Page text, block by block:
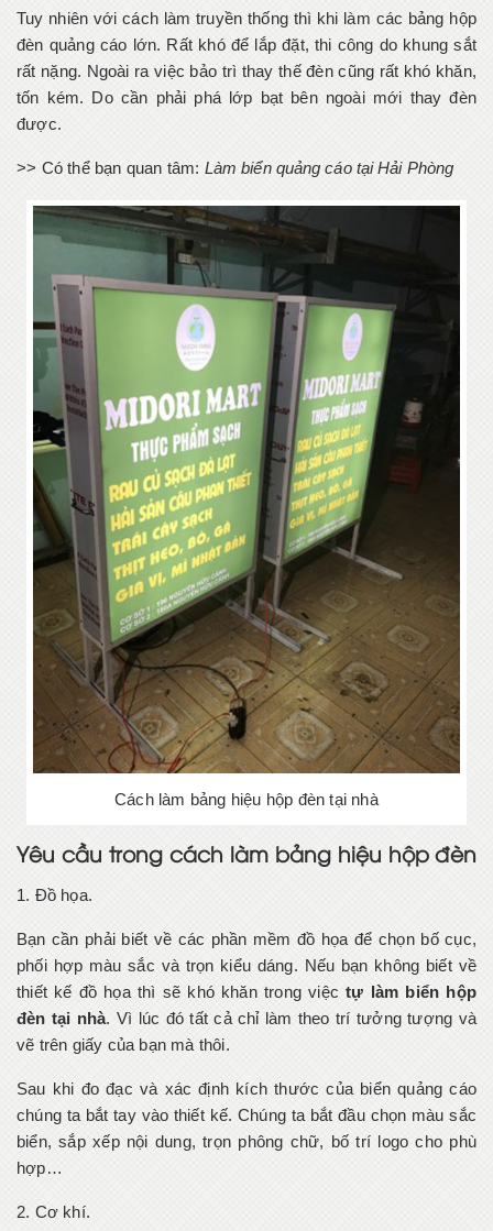
Tuy nhiên với cách làm truyền thống thì khi làm các bảng hộp
đèn quảng cáo lớn. Rất khó để lắp đặt, thi công do khung sắt
rất nặng. Ngoài ra việc bảo trì thay thế đèn cũng rất khó khăn,
tốn kém. Do cần phải phá lớp bạt bên ngoài mới thay đèn
được.
>> Có thể bạn quan tâm: Làm biển quảng cáo tại Hải Phòng
Cách làm bảng hiệu hộp đèn tại nhà
Yêu cầu trong cách làm bảng hiệu hộp đèn
1. Đồ họa.
Bạn cần phải biết về các phần mềm đồ họa để chọn bố cục,
phối hợp màu sắc và trọn kiểu dáng. Nếu bạn không biết về
thiết kế đồ họa thì sẽ khó khăn trong việctự làm biển hộp
đèn tại nhà. Vì lúc đó tất cả chỉ làm theo trí tưởng tượng và
vẽ trên giấy của bạn mà thôi.
Sau khi đo đạc và xác định kích thước của biển quảng cáo
chúng ta bắt tay vào thiết kế. Chúng ta bắt đầu chọn màu sắc
biển, sắp xếp nội dung, trọn phông chữ, bố trí logo cho phù
hợp…
2. Cơ khí.